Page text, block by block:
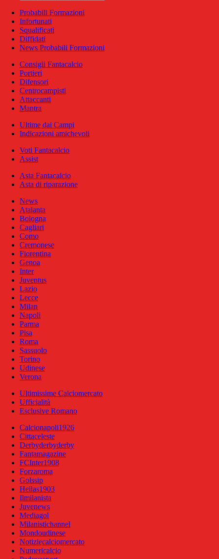
Probabili Formazioni
Infortunati
Squalificati
Diffidati
News Probabili Formazioni
Consigli Fantacalcio
Portieri
Difensori
Centrocampisti
Attaccanti
Mantra
Ultime dai Campi
Indicazioni amichevoli
Voti Fantacalcio
Assist
Asta Fantacalcio
Asta di riparazione
News
Atalanta
Bologna
Cagliari
Como
Cremonese
Fiorentina
Genoa
Inter
Juventus
Lazio
Lecce
Milan
Napoli
Parma
Pisa
Roma
Sassuolo
Torino
Udinese
Verona
Ultimissime Calciomercato
Ufficialità
Esclusive Romano
Calcionapoli1926
Cittaceleste
Derbyderbyderby
Fantamagazine
FCInter1908
Forzaroma
Golssip
Hellas1903
Ilmilanista
Juvenews
Mediagol
Milanistichannel
Mondoudinese
Notiziecalciomercato
Numericalcio